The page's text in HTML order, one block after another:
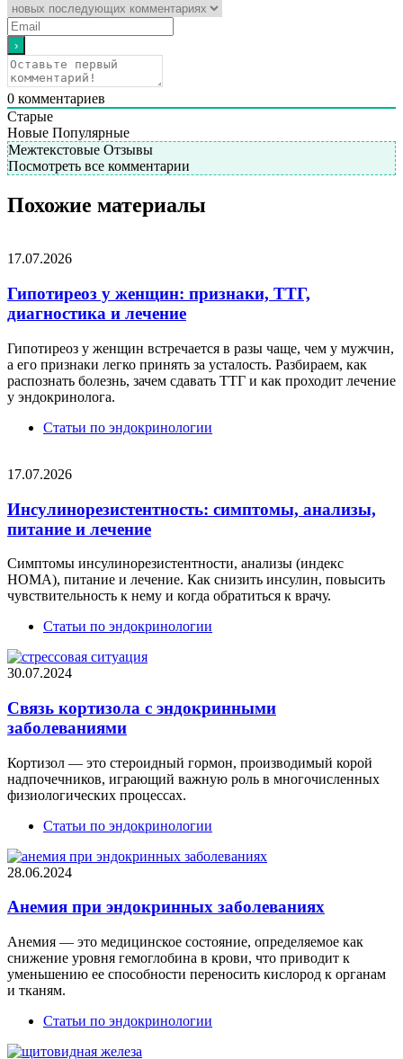
0 комментариев
Старые
Новые Популярные
Межтекстовые Отзывы
Посмотреть все комментарии
Похожие материалы
17.07.2026
Гипотиреоз у женщин: признаки, ТТГ,
диагностика и лечение
Гипотиреоз у женщин встречается в разы чаще, чем у мужчин,
а его признаки легко принять за усталость. Разбираем, как
распознать болезнь, зачем сдавать ТТГ и как проходит лечение
у эндокринолога.
Статьи по эндокринологии
17.07.2026
Инсулинорезистентность: симптомы, анализы,
питание и лечение
Симптомы инсулинорезистентности, анализы (индекс
НОМА), питание и лечение. Как снизить инсулин, повысить
чувствительность к нему и когда обратиться к врачу.
Статьи по эндокринологии
30.07.2024
Связь кортизола с эндокринными
заболеваниями
Кортизол — это стероидный гормон, производимый корой
надпочечников, играющий важную роль в многочисленных
физиологических процессах.
Статьи по эндокринологии
28.06.2024
Анемия при эндокринных заболеваниях
Анемия — это медицинское состояние, определяемое как
снижение уровня гемоглобина в крови, что приводит к
уменьшению ее способности переносить кислород к органам
и тканям.
Статьи по эндокринологии